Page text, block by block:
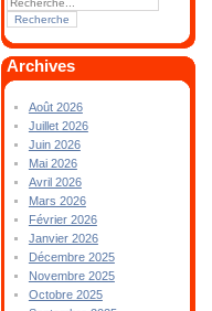
Archives
Août 2026
Juillet 2026
Juin 2026
Mai 2026
Avril 2026
Mars 2026
Février 2026
Janvier 2026
Décembre 2025
Novembre 2025
Octobre 2025